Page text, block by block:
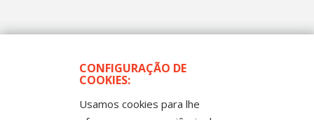
CONFIGURAÇÃO DE
COOKIES:
Usamos cookies para lhe